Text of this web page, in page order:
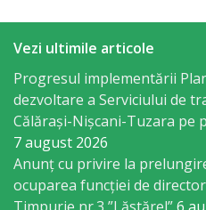
Viteazul”
Școala
Sportivă
Specializată
de
Vezi ultimile articole
Progresul implementării
dezvoltare a Serviciului de
Călărași-Nișcani-Tuzara pe
7 august 2026
Anunț cu privire la
ocuparea funcţiei de
Timpurie nr.3 ”Lăstărel”6